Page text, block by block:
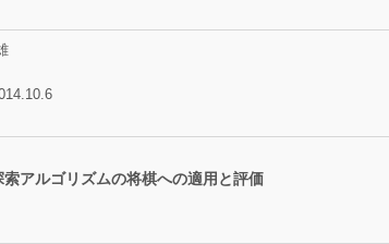
アルゴリズムの将棋への適用と評価